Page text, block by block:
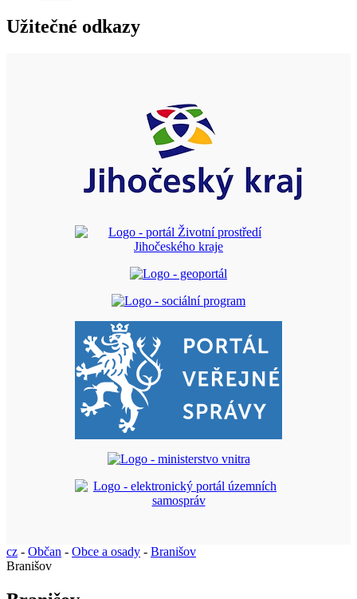
Užitečné odkazy
cz - Občan - Obce a osady - Branišov
Branišov